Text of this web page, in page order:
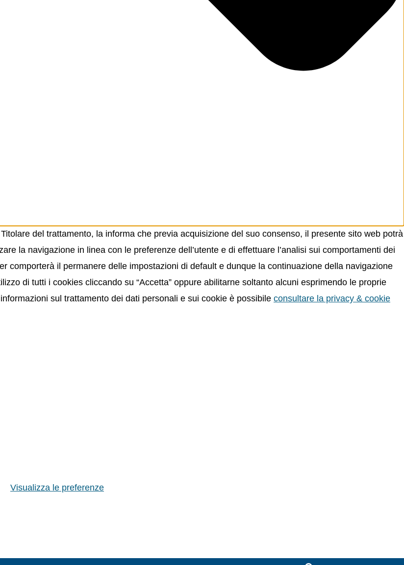
del trattamento, la informa che previa acquisizione del suo consenso, il presente sito web potrà
la navigazione in linea con le preferenze dell’utente e di effettuare l’analisi sui comportamenti dei
comporterà il permanere delle impostazioni di default e dunque la continuazione della navigazione
di tutti i cookies cliccando su “Accetta” oppure abilitarne soltanto alcuni esprimendo le proprie
sul trattamento dei dati personali e sui cookie è possibile consultare la privacy & cookie
Visualizza le preferenze